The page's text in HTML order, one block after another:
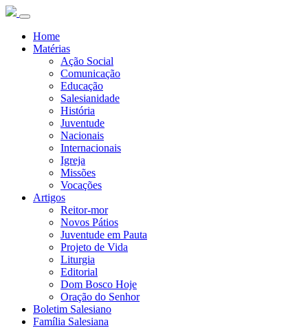
Home
Matérias
Ação Social
Comunicação
Educação
Salesianidade
História
Juventude
Nacionais
Internacionais
Igreja
Missões
Vocações
Artigos
Reitor-mor
Novos Pátios
Juventude em Pauta
Projeto de Vida
Liturgia
Editorial
Dom Bosco Hoje
Oração do Senhor
Boletim Salesiano
Família Salesiana